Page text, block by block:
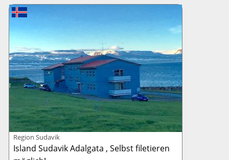
Kabinenboot: 130-PS, Länge 7 Meter
Region Sudavik
Island Sudavik Adalgata , Selbst filetieren